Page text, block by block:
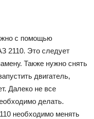
с помощью
2110. Это следует
Также нужно снять
двигатель,
Далеко не все
делать.
необходимо менять